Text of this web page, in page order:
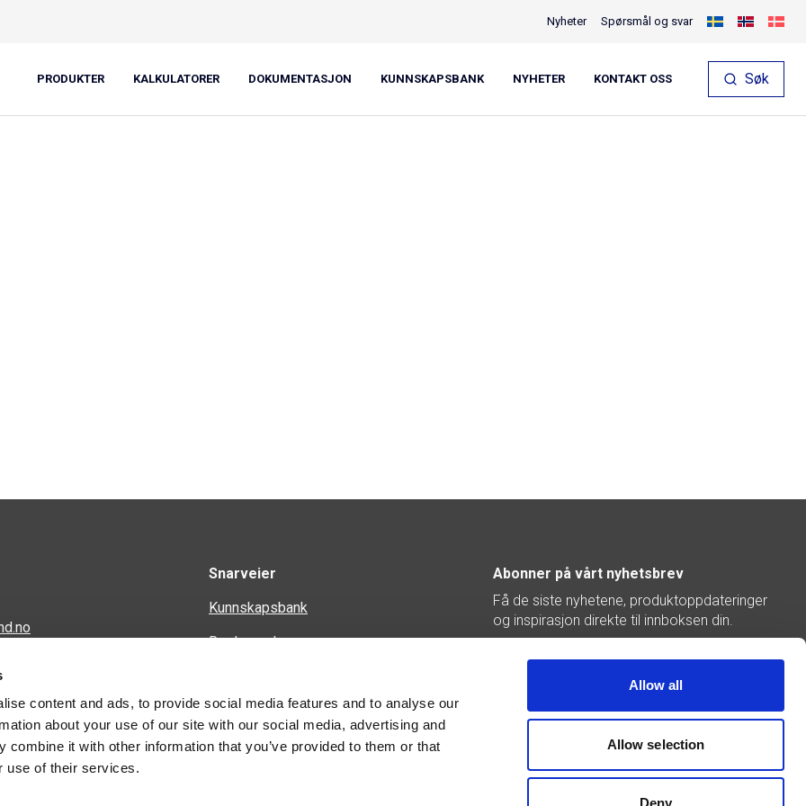
content and ads, to provide social media features and to analyse our
about your use of our site with our social media, advertising and
combine it with other information that you’ve provided to them or that
use of their services.
Allow all
Allow selection
Deny
Søk
PRODUKTER KALKULATORER DOKUMENTASJON KUNNSKAPSBANK NYHETER KONTAKT OSS
Nyheter Spørsmål og svar
taket"
Snarveier
Kunnskapsbank
Regler og krav
Kontakt
Abonner på vårt nyhetsbrev
Få de siste nyhetene, produktoppdateringer
og inspirasjon direkte til innboksen din.
Abonner